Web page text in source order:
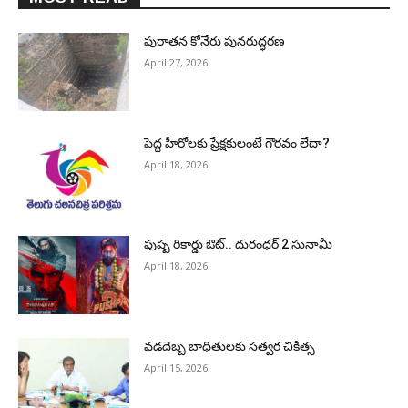
పురాత‌న కోనేరు పున‌రుద్ధ‌ర‌ణ
April 27, 2026
పెద్ద హీరోల‌కు ప్రేక్ష‌కులంటే గౌర‌వం లేదా?
April 18, 2026
పుష్ప రికార్డు ఔట్‌.. దురంధ‌ర్ 2 సునామీ
April 18, 2026
వడదెబ్బ బాధితులకు సత్వర చికిత్స
April 15, 2026